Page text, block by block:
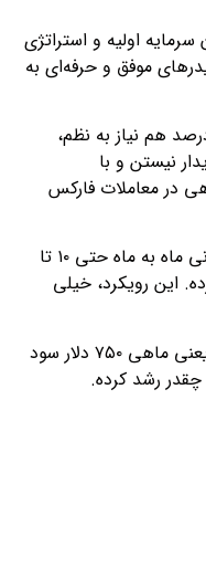
اولیه و استراتژی
موفق و حرفه‌ای به
نگاه اول برای بعضی‌ها که رویاهای ۱۰۰ درصدی دارن کم به نظر بیاد، اما باید واقع‌بین باشیم. رسیدن به همین ۵ تا ۲۰ درصد هم نیاز به نظم،
نیستن و با
در معاملات فارکس
در نظر گرفتن این میزان بازدهی در معاملات فارکس یعنی اینکه دنبال رشد مداوم حساب کاربریت هستی، نه یک شبه پولدار شدن. اگه بتونی ماه به ماه حتی ۱۰ تا
این رویکرد، خیلی
مثلاً، فرض کن با یه حساب ۵۰۰۰ دلاری شروع کردی. اگه بتونی به طور میانگین ۱۵ درصد بازدهی در معاملات فارکس در ماه داشته باشی، یعنی ماهی ۷۵۰ دلار سود
رشد کرده.